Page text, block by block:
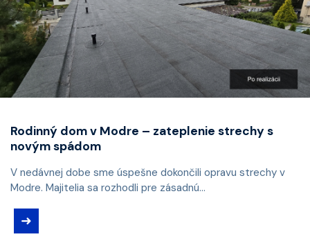
Rodinný dom v Modre – zateplenie strechy s
novým spádom
V nedávnej dobe sme úspešne dokončili opravu strechy v
Modre. Majitelia sa rozhodli pre zásadnú...
➜